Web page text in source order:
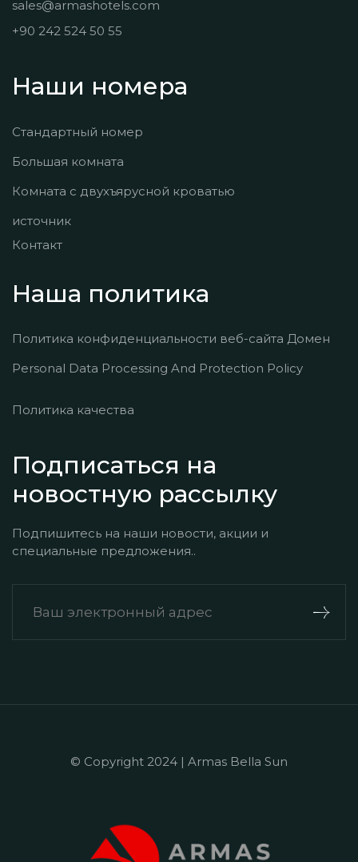
+90 242 524 50 55
sales@armashotels.com
+90 242 524 50 55
Наши номера
Стандартный номер
Большая комната
Комната с двухъярусной кроватью
источник
Контакт
Наша политика
Политика конфиденциальности веб-сайта Домен
Personal Data Processing And Protection Policy
Политика качества
Подписаться на
новостную рассылку
Подпишитесь на наши новости, акции и
специальные предложения..
© Copyright 2024 | Armas Bella Sun